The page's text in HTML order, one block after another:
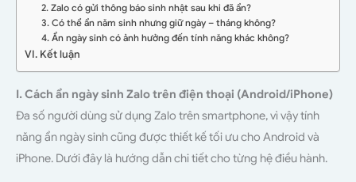
2. Zalo có gửi thông báo sinh nhật sau khi đã ẩn?
3. Có thể ẩn năm sinh nhưng giữ ngày – tháng không?
4. Ẩn ngày sinh có ảnh hưởng đến tính năng khác không?
VI. Kết luận
I. Cách ẩn ngày sinh Zalo trên điện thoại (Android/iPhone)
Đa số người dùng sử dụng Zalo trên smartphone, vì vậy tính
năng ẩn ngày sinh cũng được thiết kế tối ưu cho Android và
iPhone. Dưới đây là hướng dẫn chi tiết cho từng hệ điều hành.